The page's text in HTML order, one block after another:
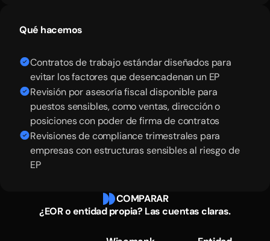
Qué hacemos
Contratos de trabajo estándar diseñados para
evitar los factores que desencadenan un EP
Revisión por asesoría fiscal disponible para
puestos sensibles, como ventas, dirección o
posiciones con poder de firma de contratos
Revisiones de compliance trimestrales para
empresas con estructuras sensibles al riesgo de
EP
COMPARAR
¿EOR o entidad propia? Las cuentas claras.